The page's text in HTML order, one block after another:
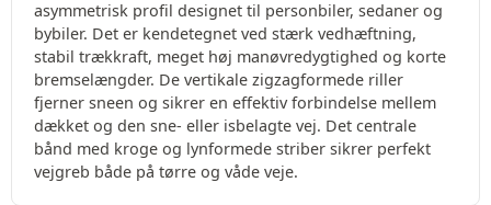
asymmetrisk profil designet til personbiler, sedaner og
bybiler. Det er kendetegnet ved stærk vedhæftning,
stabil trækkraft, meget høj manøvredygtighed og korte
bremselængder. De vertikale zigzagformede riller
fjerner sneen og sikrer en effektiv forbindelse mellem
dækket og den sne- eller isbelagte vej. Det centrale
bånd med kroge og lynformede striber sikrer perfekt
vejgreb både på tørre og våde veje.